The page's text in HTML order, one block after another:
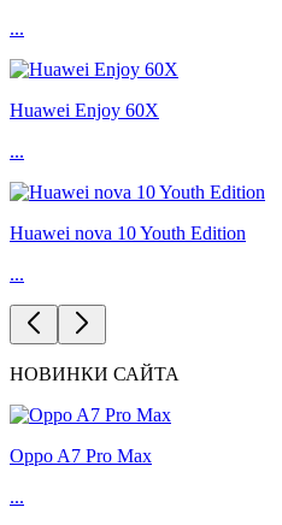
...
Huawei Enjoy 60X
...
Huawei nova 10 Youth Edition
...
НОВИНКИ САЙТА
Oppo A7 Pro Max
...